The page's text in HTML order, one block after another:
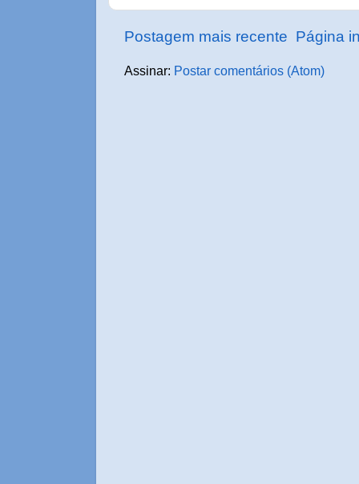
Postagem mais recente Página
Assinar: Postar comentários (Atom)